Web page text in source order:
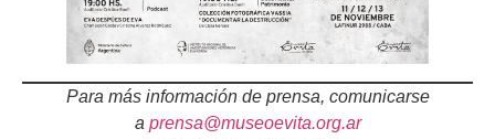
Para más información de prensa, comunicarse
a prensa@museoevita.org.ar